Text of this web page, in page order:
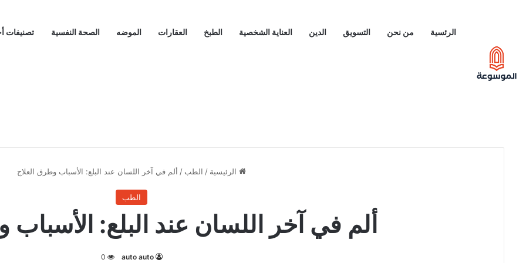
الرئسية من نحن التسويق الدين العناية الشخصية الطبخ العقارات الموضه الصحة النفسية تصنيفات
الرئيسية / الطب / ألم في آخر اللسان عند البلع: الأسباب وطرق العلاج
الطب
ألم في آخر اللسان عند البلع: الأسباب
auto auto
0